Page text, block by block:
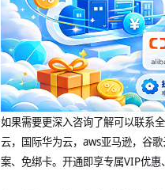
如果需要更深入咨询了解可以联系
云，国际华为云，aws亚马逊，谷
案、免绑卡。开通即享专属VIP优惠